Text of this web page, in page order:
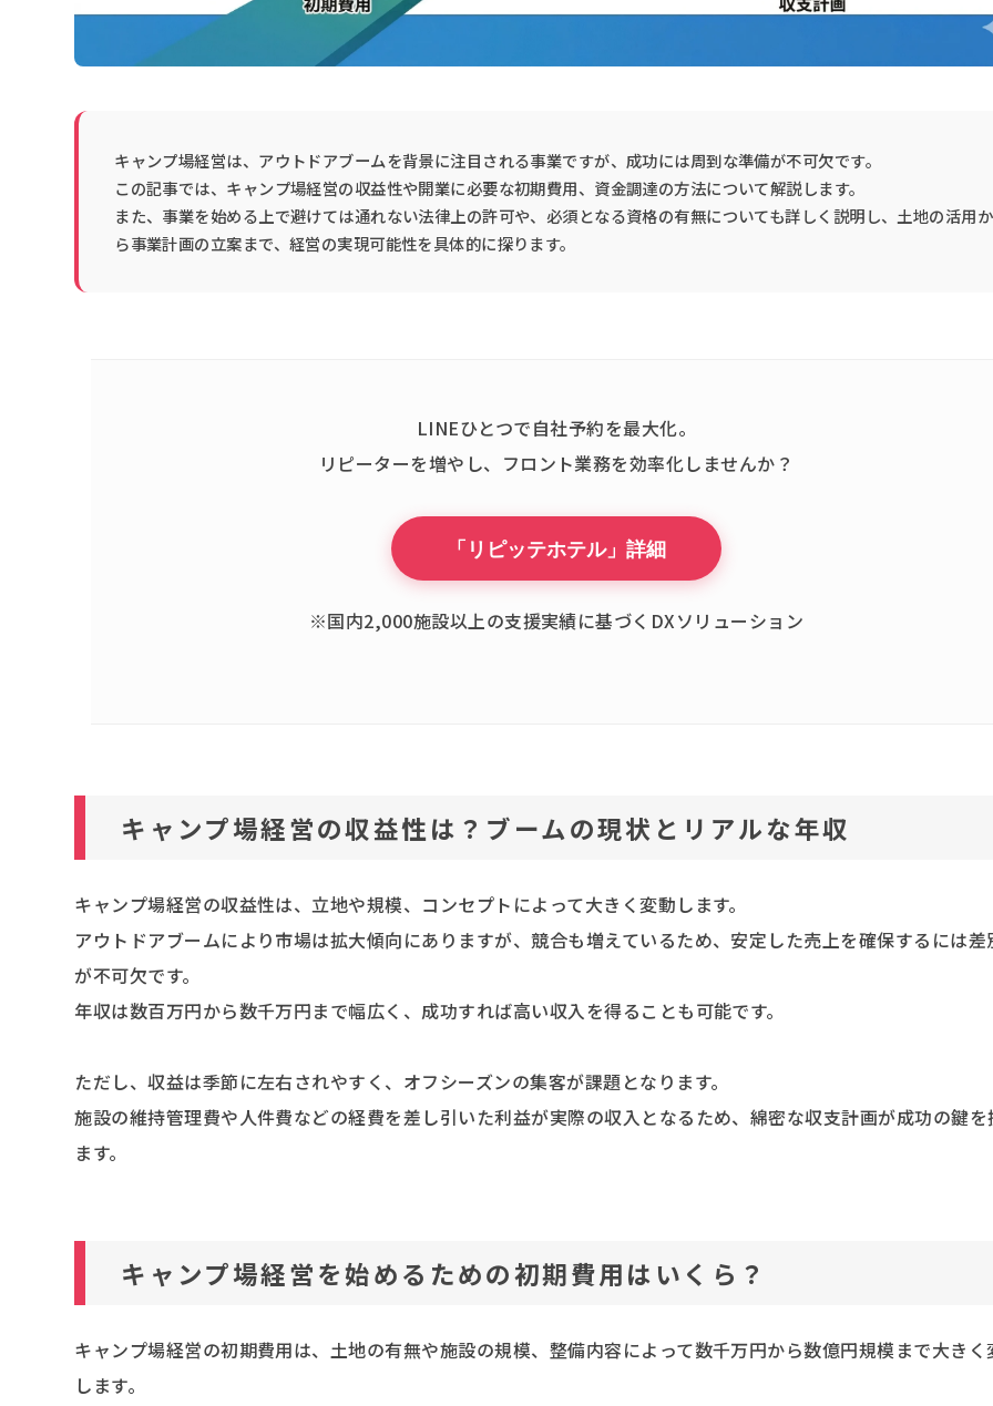
キャンプ場経営は、アウトドアブームを背景に注目される事業ですが、成功には周到な準備が不可欠です。
この記事では、キャンプ場経営の収益性や開業に必要な初期費用、資金調達の方法について解説します。
また、事業を始める上で避けては通れない法律上の許可や、必須となる資格の有無についても詳しく説明し、土地の活用か
ら事業計画の立案まで、経営の実現可能性を具体的に探ります。
LINEひとつで自社予約を最大化。
リピーターを増やし、フロント業務を効率化しませんか？
「リピッテホテル」詳細
※国内2,000施設以上の支援実績に基づくDXソリューション
キャンプ場経営の収益性は？ブームの現状とリアルな年収
キャンプ場経営の収益性は、立地や規模、コンセプトによって大きく変動します。
アウトドアブームにより市場は拡大傾向にありますが、競合も増えているため、安定した売上を確保するには差
が不可欠です。
年収は数百万円から数千万円まで幅広く、成功すれば高い収入を得ることも可能です。
ただし、収益は季節に左右されやすく、オフシーズンの集客が課題となります。
施設の維持管理費や人件費などの経費を差し引いた利益が実際の収入となるため、綿密な収支計画が成功の鍵を
ます。
キャンプ場経営を始めるための初期費用はいくら？
キャンプ場経営の初期費用は、土地の有無や施設の規模、整備内容によって数千万円から数億円規模まで大きく
します。